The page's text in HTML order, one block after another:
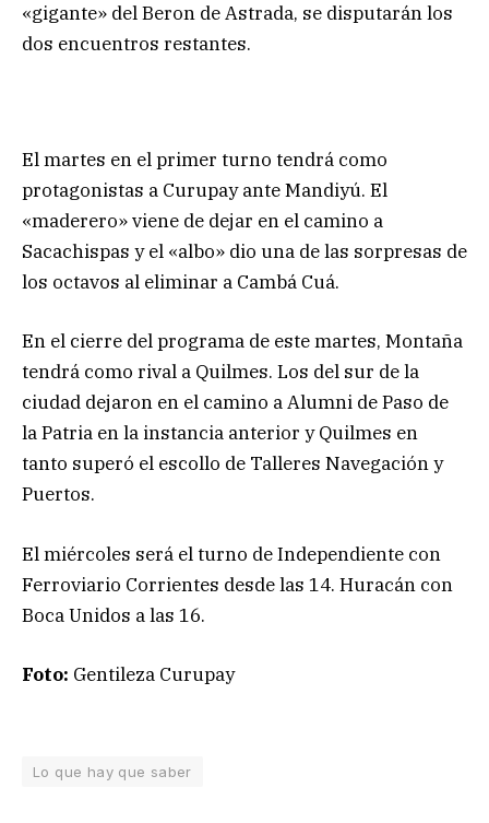
«gigante» del Beron de Astrada, se disputarán los
dos encuentros restantes.
El martes en el primer turno tendrá como
protagonistas a Curupay ante Mandiyú. El
«maderero» viene de dejar en el camino a
Sacachispas y el «albo» dio una de las sorpresas de
los octavos al eliminar a Cambá Cuá.
En el cierre del programa de este martes, Montaña
tendrá como rival a Quilmes. Los del sur de la
ciudad dejaron en el camino a Alumni de Paso de
la Patria en la instancia anterior y Quilmes en
tanto superó el escollo de Talleres Navegación y
Puertos.
El miércoles será el turno de Independiente con
Ferroviario Corrientes desde las 14. Huracán con
Boca Unidos a las 16.
Foto: Gentileza Curupay
Lo que hay que saber